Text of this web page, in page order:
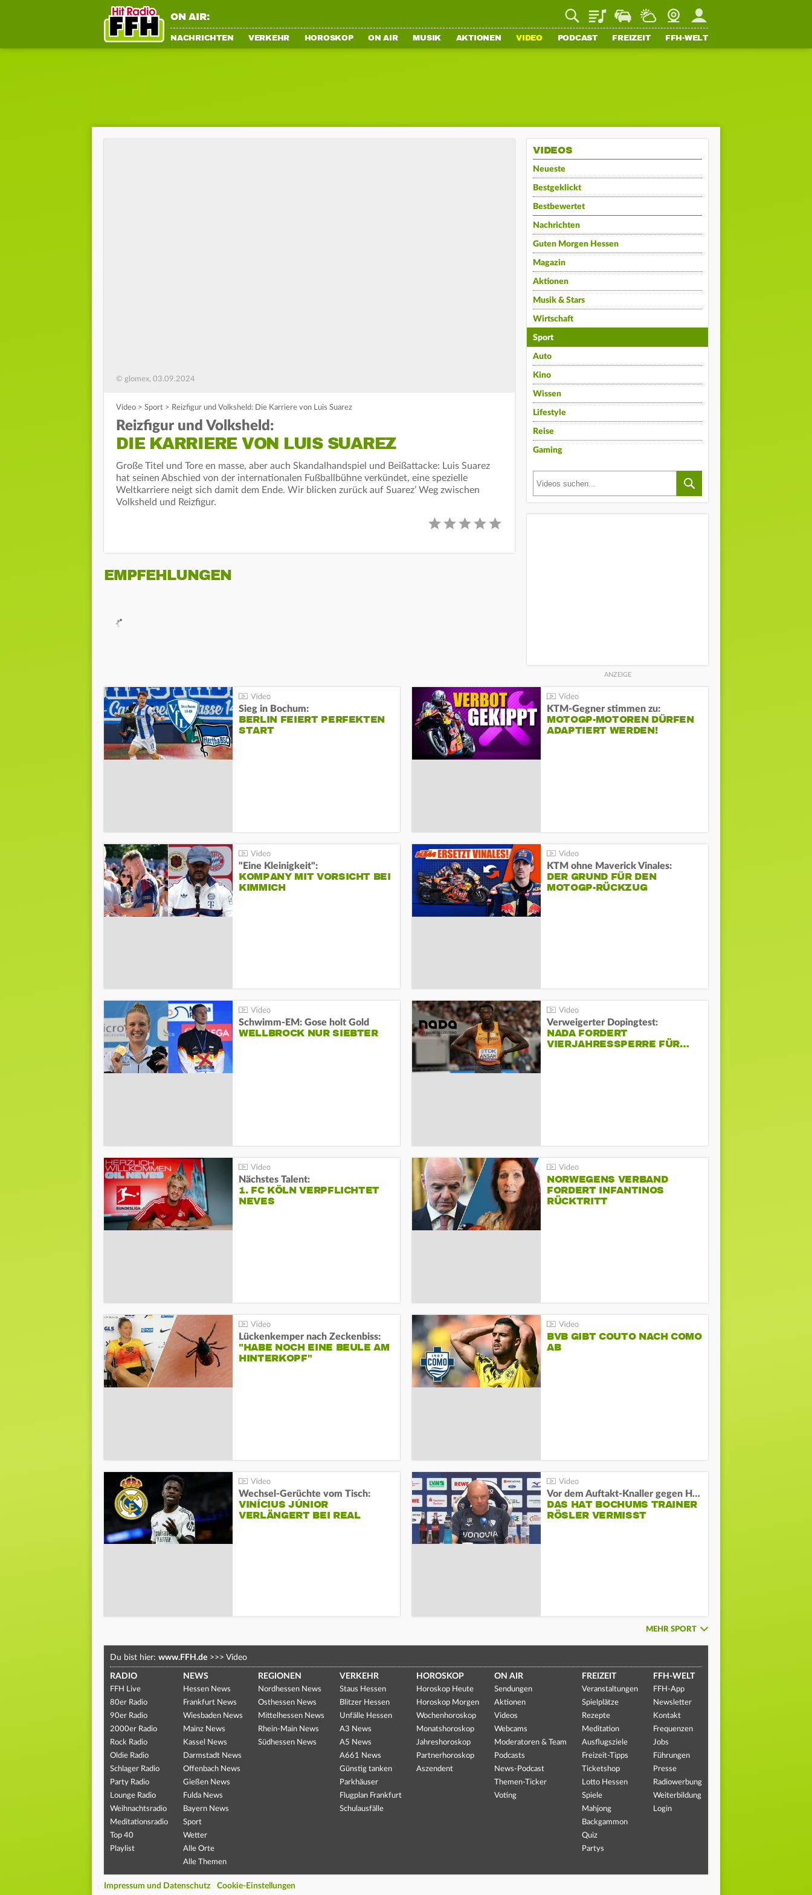
ON AIR: PlaylistStaupilotWetterWebcamMein FFH
NACHRICHTEN VERKEHR HOROSKOP ON AIR MUSIK AKTIONEN VIDEO PODCAST FREIZEIT FFH-WELT
© glomex, 03.09.2024
Video > Sport > Reizfigur und Volksheld: Die Karriere von Luis Suarez
Reizfigur und Volksheld:
DIE KARRIERE VON LUIS SUAREZ
Große Titel und Tore en masse, aber auch Skandalhandspiel und Beißattacke: Luis Suarez
hat seinen Abschied von der internationalen Fußballbühne verkündet, eine spezielle
Weltkarriere neigt sich damit dem Ende. Wir blicken zurück auf Suarez’ Weg zwischen
Volksheld und Reizfigur.
EMPFEHLUNGEN
VIDEOS
Neueste
Bestgeklickt
Bestbewertet
Nachrichten
Guten Morgen Hessen
Magazin
Aktionen
Musik & Stars
Wirtschaft
Sport
Auto
Kino
Wissen
Lifestyle
Reise
Gaming
Sieg in Bochum:
BERLIN FEIERT PERFEKTEN
START
KTM-Gegner stimmen zu:
MOTOGP-MOTOREN DÜRFEN
ADAPTIERT WERDEN!
"Eine Kleinigkeit":
KOMPANY MIT VORSICHT BEI
KIMMICH
KTM ohne Maverick Vinales:
DER GRUND FÜR DEN
MOTOGP-RÜCKZUG
Schwimm-EM: Gose holt Gold
WELLBROCK NUR SIEBTER
Verweigerter Dopingtest:
NADA FORDERT
VIERJAHRESSPERRE FÜR…
Nächstes Talent:
1. FC KÖLN VERPFLICHTET
NEVES
NORWEGENS VERBAND
FORDERT INFANTINOS
RÜCKTRITT
Lückenkemper nach Zeckenbiss:
"HABE NOCH EINE BEULE AM
HINTERKOPF"
BVB GIBT COUTO NACH COMO
AB
Wechsel-Gerüchte vom Tisch:
VINÍCIUS JÚNIOR
VERLÄNGERT BEI REAL
Vor dem Auftakt-Knaller gegen Hertha:
DAS HAT BOCHUMS TRAINER
RÖSLER VERMISST
MEHR SPORT
Du bist hier: www.FFH.de >>> Video
RADIO
FFH Live
80er Radio
90er Radio
2000er Radio
Rock Radio
Oldie Radio
Schlager Radio
Party Radio
Lounge Radio
Weihnachtsradio
Meditationsradio
Top 40
Playlist
NEWS
Hessen News
Frankfurt News
Wiesbaden News
Mainz News
Kassel News
Darmstadt News
Offenbach News
Gießen News
Fulda News
Bayern News
Sport
Wetter
Alle Orte
Alle Themen
REGIONEN
Nordhessen News
Osthessen News
Mittelhessen News
Rhein-Main News
Südhessen News
VERKEHR
Staus Hessen
Blitzer Hessen
Unfälle Hessen
A3 News
A5 News
A661 News
Günstig tanken
Parkhäuser
Flugplan Frankfurt
Schulausfälle
HOROSKOP
Horoskop Heute
Horoskop Morgen
Wochenhoroskop
Monatshoroskop
Jahreshoroskop
Partnerhoroskop
Aszendent
ON AIR
Sendungen
Aktionen
Videos
Webcams
Moderatoren & Team
Podcasts
News-Podcast
Themen-Ticker
Voting
FREIZEIT
Veranstaltungen
Spielplätze
Rezepte
Meditation
Ausflugsziele
Freizeit-Tipps
Ticketshop
Lotto Hessen
Spiele
Mahjong
Backgammon
Quiz
Partys
FFH-WELT
FFH-App
Newsletter
Kontakt
Frequenzen
Jobs
Führungen
Presse
Radiowerbung
Weiterbildung
Login
Impressum und Datenschutz Cookie-Einstellungen